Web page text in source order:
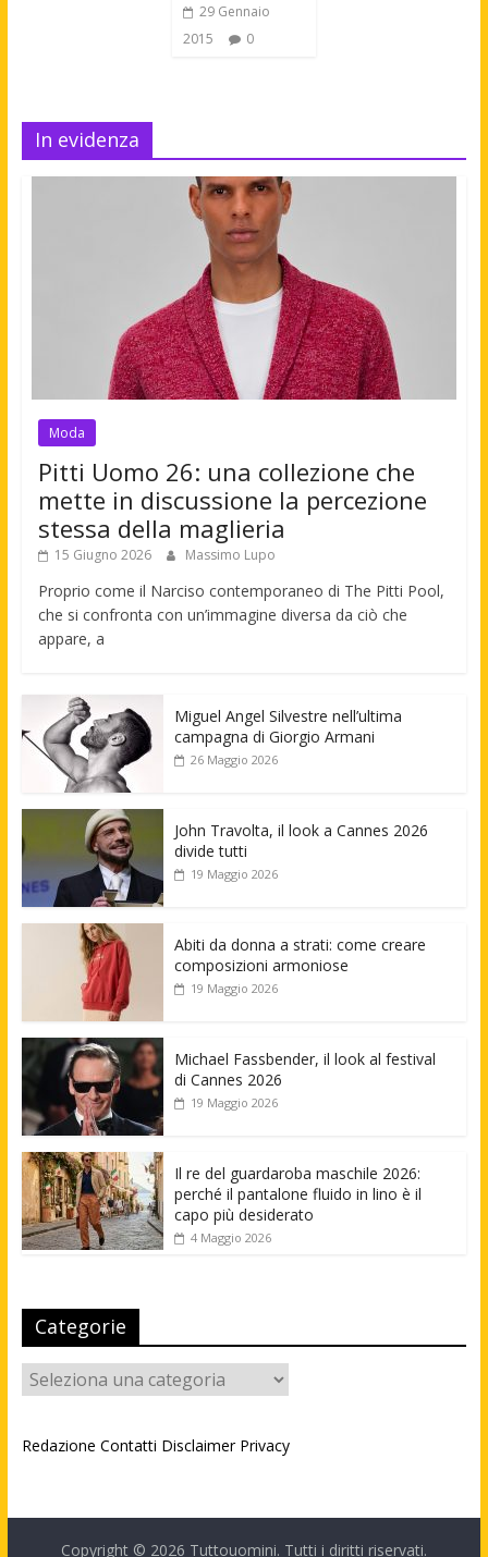
29 Gennaio
2015
0
In evidenza
Moda
Pitti Uomo 26: una collezione che
mette in discussione la percezione
stessa della maglieria
15 Giugno 2026 Massimo Lupo
Proprio come il Narciso contemporaneo di The Pitti Pool,
che si confronta con un’immagine diversa da ciò che
appare, a
Miguel Angel Silvestre nell’ultima
campagna di Giorgio Armani
26 Maggio 2026
John Travolta, il look a Cannes 2026
divide tutti
19 Maggio 2026
Abiti da donna a strati: come creare
composizioni armoniose
19 Maggio 2026
Michael Fassbender, il look al festival
di Cannes 2026
19 Maggio 2026
Il re del guardaroba maschile 2026:
perché il pantalone fluido in lino è il
capo più desiderato
4 Maggio 2026
Categorie
Categorie
Redazione Contatti Disclaimer Privacy
Copyright © 2026 Tuttouomini. Tutti i diritti riservati.